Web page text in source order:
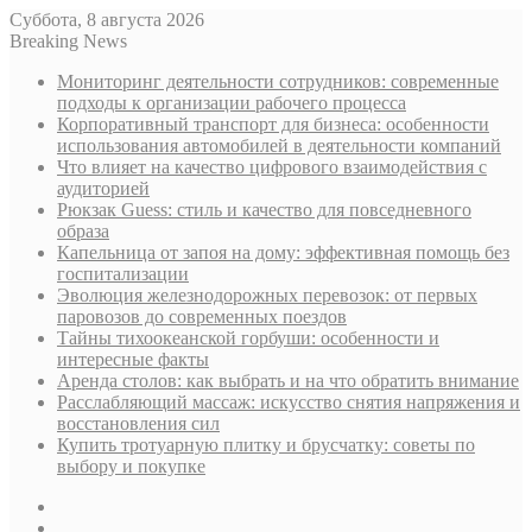
Суббота, 8 августа 2026
Breaking News
Мониторинг деятельности сотрудников: современные
подходы к организации рабочего процесса
Корпоративный транспорт для бизнеса: особенности
использования автомобилей в деятельности компаний
Что влияет на качество цифрового взаимодействия с
аудиторией
Рюкзак Guess: стиль и качество для повседневного
образа
Капельница от запоя на дому: эффективная помощь без
госпитализации
Эволюция железнодорожных перевозок: от первых
паровозов до современных поездов
Тайны тихоокеанской горбуши: особенности и
интересные факты
Аренда столов: как выбрать и на что обратить внимание
Расслабляющий массаж: искусство снятия напряжения и
восстановления сил
Купить тротуарную плитку и брусчатку: советы по
выбору и покупке